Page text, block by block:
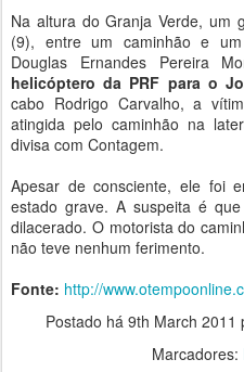
Na altura do Granja Verde, um
(9), entre um caminhão e
Douglas Ernandes Pereira
helicóptero da PRF para o
cabo Rodrigo Carvalho, a
atingida pelo caminhão na
divisa com Contagem.
Apesar de consciente, ele foi
estado grave. A suspeita é
dilacerado. O motorista do
não teve nenhum ferimento.
Fonte: http://
Postado há 9th March 2011
Marcadores: